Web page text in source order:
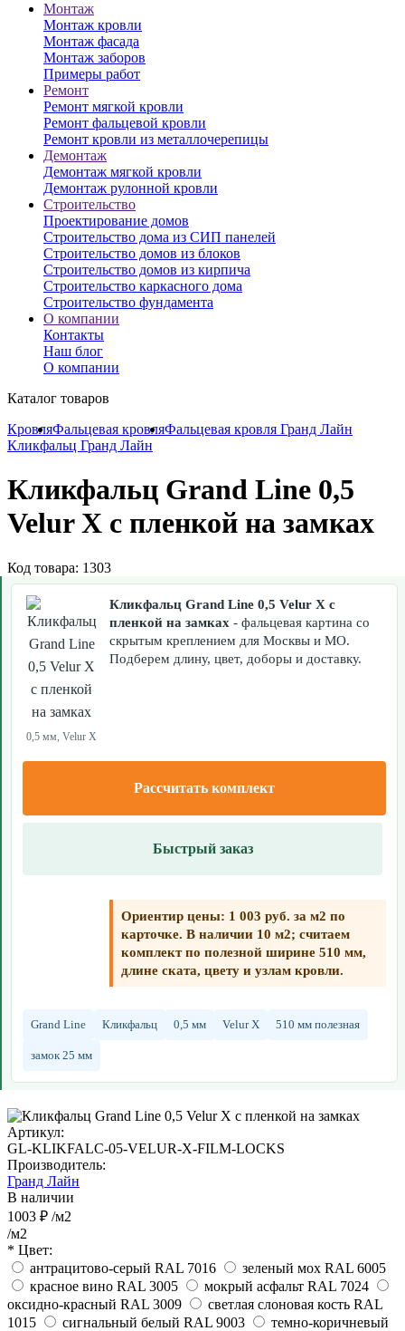
Монтаж
Монтаж кровли
Монтаж фасада
Монтаж заборов
Примеры работ
Ремонт
Ремонт мягкой кровли
Ремонт фальцевой кровли
Ремонт кровли из металлочерепицы
Демонтаж
Демонтаж мягкой кровли
Демонтаж рулонной кровли
Строительство
Проектирование домов
Строительство дома из СИП панелей
Строительство домов из блоков
Строительство домов из кирпича
Строительство каркасного дома
Строительство фундамента
О компании
Контакты
Наш блог
О компании
Каталог товаров
КровляФальцевая кровляФальцевая кровля Гранд Лайн
Кликфальц Гранд Лайн
Кликфальц Grand Line 0,5
Velur X с пленкой на замках
Код товара: 1303
0,5 мм, Velur X
Кликфальц Grand Line 0,5 Velur X с
пленкой на замках - фальцевая картина со
скрытым креплением для Москвы и МО.
Подберем длину, цвет, доборы и доставку.
Ориентир цены: 1 003 руб. за м2 по
карточке. В наличии 10 м2; считаем
комплект по полезной ширине 510 мм,
длине ската, цвету и узлам кровли.
Рассчитать комплект
Быстрый заказ
Grand Line Кликфальц 0,5 мм Velur X 510 мм полезная
замок 25 мм
Артикул:
GL-KLIKFALC-05-VELUR-X-FILM-LOCKS
Производитель:
Гранд Лайн
В наличии
1003 ₽ /м2
/м2
* Цвет:
антрацитово-серый RAL 7016
зеленый мох RAL 6005
красное вино RAL 3005
мокрый асфальт RAL 7024
оксидно-красный RAL 3009
светлая слоновая кость RAL
1015
сигнальный белый RAL 9003
темно-коричневый